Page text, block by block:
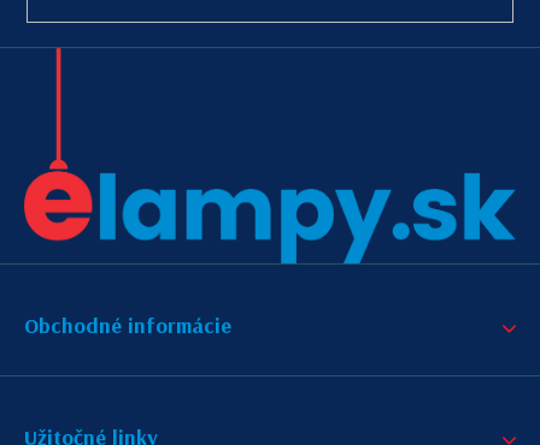
Obchodné informácie
Užitočné linky